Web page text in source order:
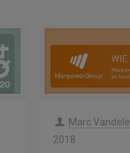
Marc
2018